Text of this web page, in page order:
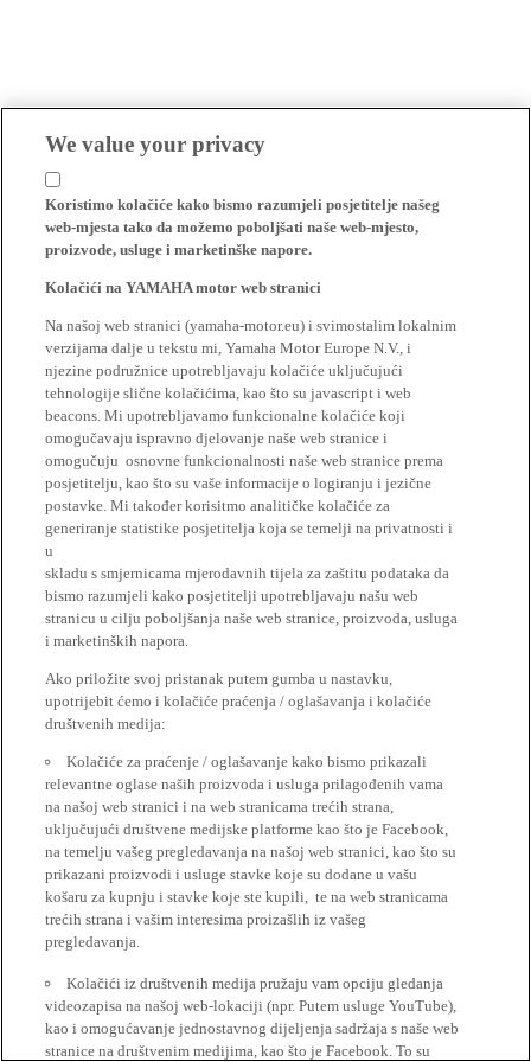
We value your privacy
Koristimo kolačiće kako bismo razumjeli posjetitelje našeg
web-mjesta tako da možemo poboljšati naše web-mjesto,
proizvode, usluge i marketinške napore.
Kolačići na YAMAHA motor web stranici
Na našoj web stranici (yamaha-motor.eu) i svimostalim lokalnim
verzijama dalje u tekstu mi, Yamaha Motor Europe N.V., i
njezine podružnice upotrebljavaju kolačiće uključujući
tehnologije slične kolačićima, kao što su javascript i web
beacons. Mi upotrebljavamo funkcionalne kolačiće koji
omogučavaju ispravno djelovanje naše web stranice i
omogučuju osnovne funkcionalnosti naše web stranice prema
posjetitelju, kao što su vaše informacije o logiranju i jezične
postavke. Mi također korisitmo analitičke kolačiće za
generiranje statistike posjetitelja koja se temelji na privatnosti i
u
skladu s smjernicama mjerodavnih tijela za zaštitu podataka da
bismo razumjeli kako posjetitelji upotrebljavaju našu web
stranicu u cilju poboljšanja naše web stranice, proizvoda, usluga
i marketinških napora.
Ako priložite svoj pristanak putem gumba u nastavku,
upotrijebit ćemo i kolačiće praćenja / oglašavanja i kolačiće
društvenih medija:
Kolačiće za praćenje / oglašavanje kako bismo prikazali
relevantne oglase naših proizvoda i usluga prilagođenih vama
na našoj web stranici i na web stranicama trećih strana,
uključujući društvene medijske platforme kao što je Facebook,
na temelju vašeg pregledavanja na našoj web stranici, kao što su
prikazani proizvodi i usluge stavke koje su dodane u vašu
košaru za kupnju i stavke koje ste kupili, te na web stranicama
trećih strana i vašim interesima proizašlih iz vašeg
pregledavanja.
Kolačići iz društvenih medija pružaju vam opciju gledanja
videozapisa na našoj web-lokaciji (npr. Putem usluge YouTube),
kao i omogućavanje jednostavnog dijeljenja sadržaja s naše web
stranice na društvenim medijima, kao što je Facebook. To su